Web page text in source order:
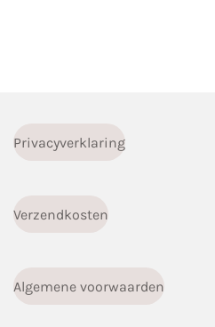
Privacyverklaring
Verzendkosten
Algemene voorwaarden